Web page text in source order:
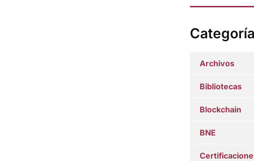
Archivos
Bibliotecas
Blockchain
BNE